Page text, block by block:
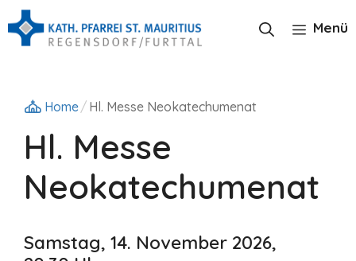
Zum
Inhalt
springen
Menü
Home/ Hl. Messe Neokatechumenat
Hl. Messe
Neokatechumenat
Samstag, 14. November 2026,